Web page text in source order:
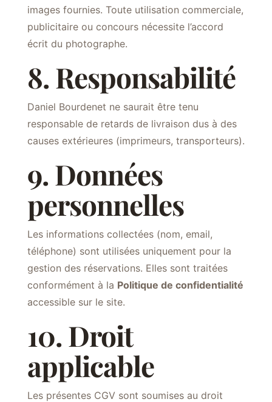
images fournies. Toute utilisation commerciale,
publicitaire ou concours nécessite l’accord
écrit du photographe.
8. Responsabilité
Daniel Bourdenet ne saurait être tenu
responsable de retards de livraison dus à des
causes extérieures (imprimeurs, transporteurs).
9. Données
personnelles
Les informations collectées (nom, email,
téléphone) sont utilisées uniquement pour la
gestion des réservations. Elles sont traitées
conformément à la Politique de confidentialité
accessible sur le site.
10. Droit
applicable
Les présentes CGV sont soumises au droit